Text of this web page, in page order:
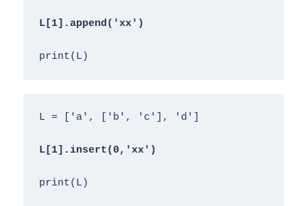
L[1].append('xx')
print(L)
L = ['a', ['b', 'c'], 'd']
L[1].insert(0,'xx')
print(L)